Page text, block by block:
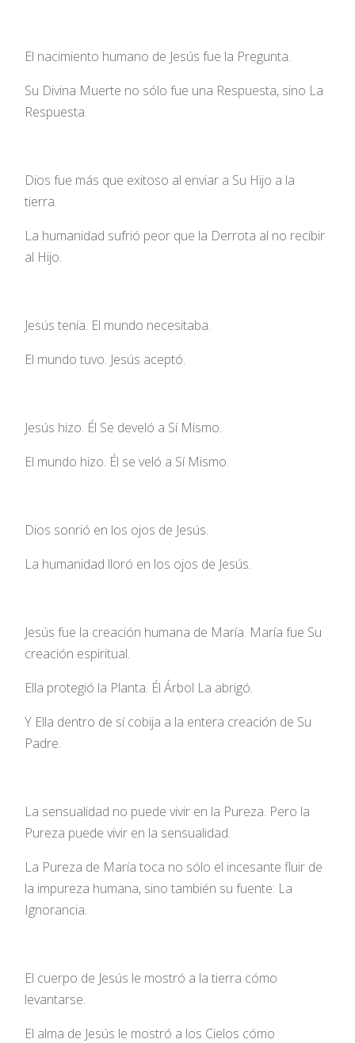
El nacimiento humano de Jesús fue la Pregunta.
Su Divina Muerte no sólo fue una Respuesta, sino La
Respuesta.
Dios fue más que exitoso al enviar a Su Hijo a la
tierra.
La humanidad sufrió peor que la Derrota al no recibir
al Hijo.
Jesús tenía. El mundo necesitaba.
El mundo tuvo. Jesús aceptó.
Jesús hizo. Él Se develó a Sí Mismo.
El mundo hizo. Él se veló a Sí Mismo.
Dios sonrió en los ojos de Jesús.
La humanidad lloró en los ojos de Jesús.
Jesús fue la creación humana de María. María fue Su
creación espiritual.
Ella protegió la Planta. Él Árbol La abrigó.
Y Ella dentro de sí cobija a la entera creación de Su
Padre.
La sensualidad no puede vivir en la Pureza. Pero la
Pureza puede vivir en la sensualidad.
La Pureza de María toca no sólo el incesante fluir de
la impureza humana, sino también su fuente: La
Ignorancia.
El cuerpo de Jesús le mostró a la tierra cómo
levantarse.
El alma de Jesús le mostró a los Cielos cómo